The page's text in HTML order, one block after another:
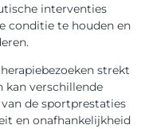
interventies
conditie te houden en
strekt
kan verschillende
de sportprestaties
en onafhankelijkheid